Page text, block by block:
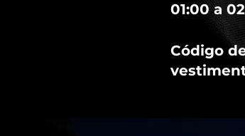
01:00 a
Código